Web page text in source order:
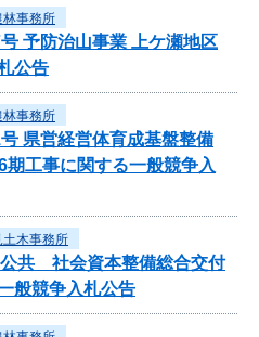
林事務所
予防治山事業 上ケ瀬地区
公告
林事務所
県営経営体育成基盤整備
工事に関する一般競争入
土木事務所
共 社会資本整備総合交付
般競争入札公告